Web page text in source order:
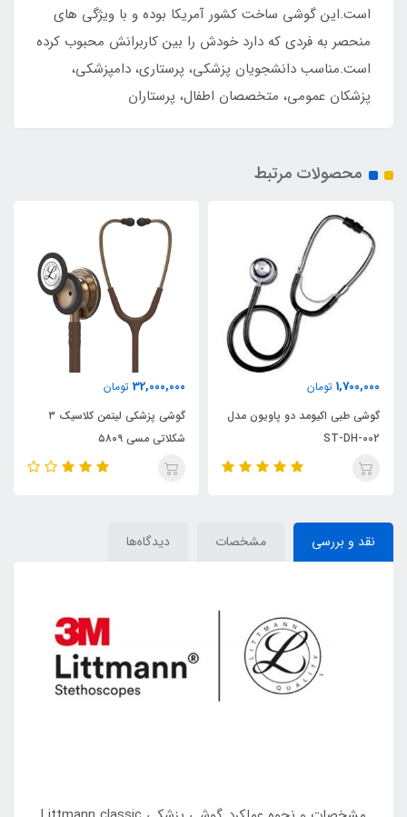
است.این گوشی ساخت کشور آمریکا بوده و با ویژگی های
منحصر به فردی که دارد خودش را بین کاربرانش محبوب کرده
است.مناسب دانشجویان پزشکی، پرستاری، دامپزشکی،
پزشکان عمومی، متخصصان اطفال، پرستاران
محصولات مرتبط
1,700,000 تومان
گوشی طبی اکیومد دو پاویون مدل
ST-DH-002
32,000,000 تومان
گوشی پزشکی لیتمن کلاسیک ۳
شکلاتی مسی ۵۸۰۹
نقد و بررسی مشخصات دیدگاه‌ها